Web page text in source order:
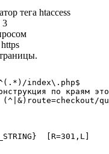
тега htaccess
3
^(.*)/index\.php$
по краям
(^|&)route=checkout/
[R=301,L]